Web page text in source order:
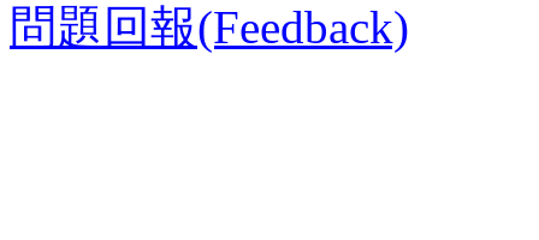
問題回報(Feedback)